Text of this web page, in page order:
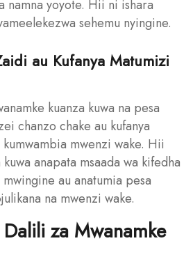
namna yoyote. Hii ni ishara
sehemu nyingine.
au Kufanya Matumizi
kuanza kuwa na pesa
chanzo chake au kufanya
mwenzi wake. Hii
anapata msaada wa kifedha
au anatumia pesa
na mwenzi wake.
za Mwanamke